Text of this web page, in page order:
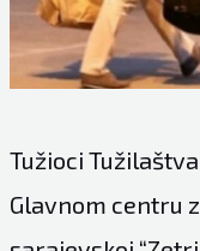
Tužioci
Glavnom centru